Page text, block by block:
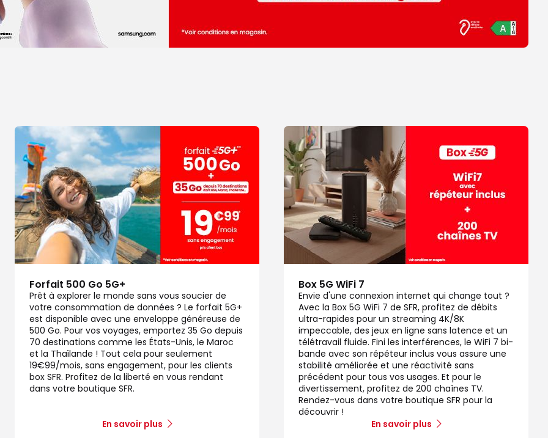
vous
vous
Forfait 500 Go 5G+
Prêt à explorer le monde sans vous soucier de
votre consommation de données ? Le forfait 5G+
est disponible avec une enveloppe généreuse de
500 Go. Pour vos voyages, emportez 35 Go depuis
70 destinations comme les États-Unis, le Maroc
et la Thaïlande ! Tout cela pour seulement
19€99/mois, sans engagement, pour les clients
box SFR. Profitez de la liberté en vous rendant
dans votre boutique SFR.
En savoir plus
Box 5G WiFi 7
Envie d'une connexion internet qui change tout ?
Avec la Box 5G WiFi 7 de SFR, profitez de débits
ultra-rapides pour un streaming 4K/8K
impeccable, des jeux en ligne sans latence et un
télétravail fluide. Fini les interférences, le WiFi 7 bi-
bande avec son répéteur inclus vous assure une
stabilité améliorée et une réactivité sans
précédent pour tous vos usages. Et pour le
divertissement, profitez de 200 chaînes TV.
Rendez-vous dans votre boutique SFR pour la
découvrir !
En savoir plus